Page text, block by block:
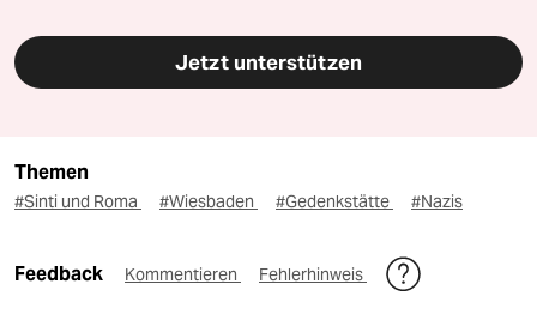
Jetzt unterstützen
Themen
#Sinti und Roma #Wiesbaden #Gedenkstätte #Nazis
Feedback Kommentieren Fehlerhinweis